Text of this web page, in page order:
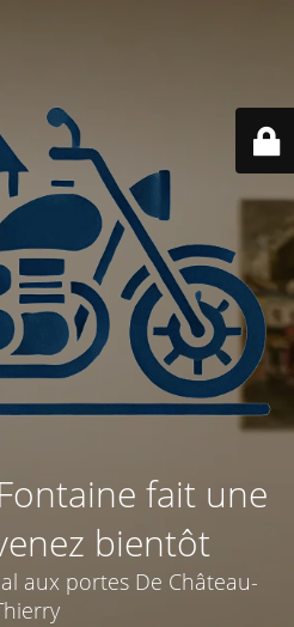
fait une
bientôt
aux portes De Château-